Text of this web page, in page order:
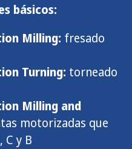
básicos:
Milling: fresado
Turning: torneado
Milling and
motorizadas que
C y B